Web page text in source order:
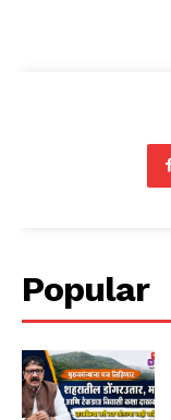
Popular